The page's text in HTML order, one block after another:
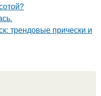
трендовые прически и